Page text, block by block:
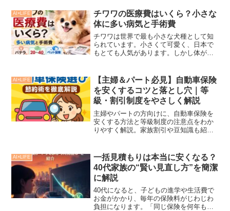
AI×LIFE
チワワの医療費はいくら？小さな
体に多い病気と手術費
チワワは世界で最も小さな犬種として知
られています。小さくて可愛く、日本で
もとても人気があります。しかし体が小
医療費の目安ペット保険の考え方を簡潔
に解説します。チワワに多...
AI×LIFE
【主婦＆パート必見】自動車保険
を安くするコツと落とし穴｜等
級・割引制度をやさしく解説
主婦やパートの方向けに、自動車保険を
安くする方法と等級制度の注意点をわか
りやすく解説。家族割引や豆知識も紹
AI×LIFE
一括見積もりは本当に安くなる？
40代家族の“賢い見直し方”を簡潔
に解説
40代になると、子どもの進学や生活費で
お金がかかり、毎年の保険料がじわじわ
負担になります。「同じ保険を何年も続